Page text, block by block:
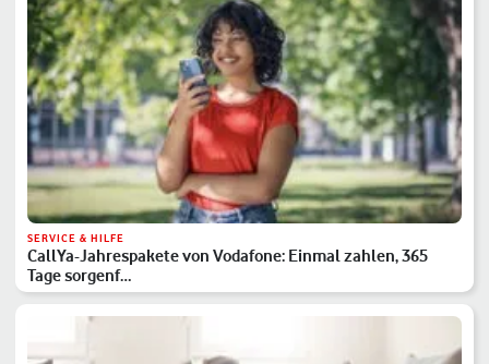
SERVICE & HILFE
CallYa-Jahrespakete von Vodafone: Einmal zahlen, 365
Tage sorgenf…